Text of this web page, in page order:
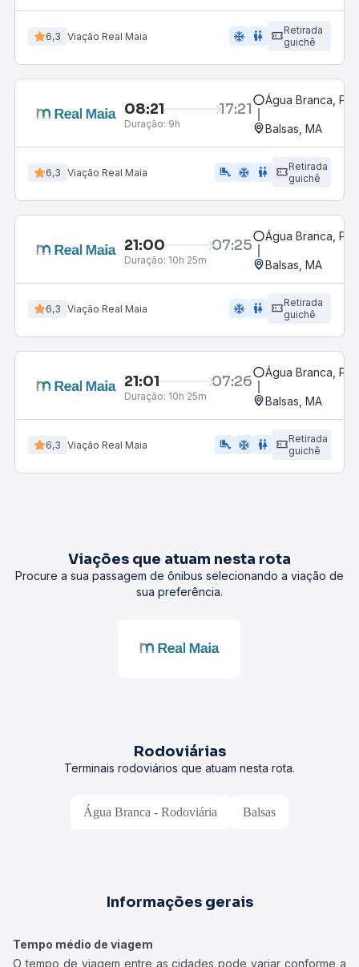
6,3 Viação Real Maia ac_unit wc
Retirada
guichê
08:21 17:21
Duração: 9h
Água Branca, PI
Balsas, MA
6,3 Viação Real Maia airline_seat_legroom_extra ac_unit wc
Retirada
guichê
21:00 07:25
Duração: 10h 25m
Água Branca, PI
Balsas, MA
6,3 Viação Real Maia ac_unit wc
Retirada
guichê
21:01 07:26
Duração: 10h 25m
Água Branca, PI
Balsas, MA
6,3 Viação Real Maia airline_seat_legroom_extra ac_unit wc
Retirada
guichê
Viações que atuam nesta rota
Procure a sua passagem de ônibus selecionando a viação de
sua preferência.
Rodoviárias
Terminais rodoviários que atuam nesta rota.
Água Branca - Rodoviária Balsas
Informações gerais
Tempo médio de viagem
O tempo de viagem entre as cidades pode variar conforme a